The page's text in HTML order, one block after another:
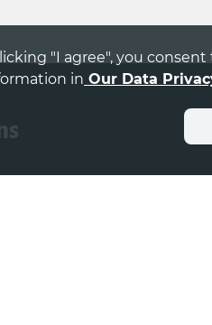
"I agree", you
in Our Data